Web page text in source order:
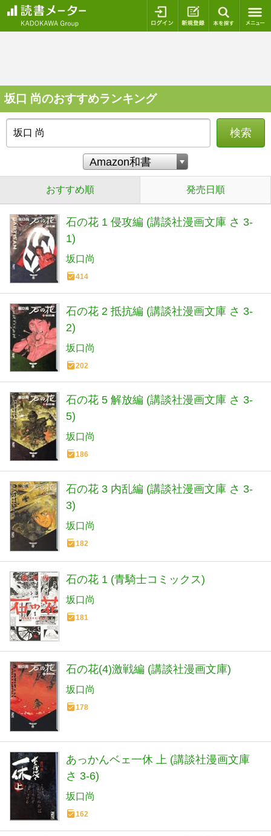
ログイン 新規登録
坂口 尚のおすすめランキング
検索
おすすめ順 発売日順
石の花 1 侵攻編 (講談社漫画文庫 さ 3-
1)
坂口尚
414
石の花 2 抵抗編 (講談社漫画文庫 さ 3-
2)
坂口尚
202
石の花 5 解放編 (講談社漫画文庫 さ 3-
5)
坂口尚
186
石の花 3 内乱編 (講談社漫画文庫 さ 3-
3)
坂口尚
182
石の花 1 (青騎士コミックス)
坂口尚
181
石の花(4)激戦編 (講談社漫画文庫)
坂口尚
178
あっかんベェ一休 上 (講談社漫画文庫
さ 3-6)
坂口尚
162